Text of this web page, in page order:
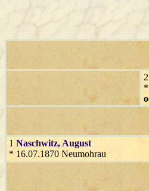
2
1 Naschwitz, August
* 16.07.1870 Neumohrau